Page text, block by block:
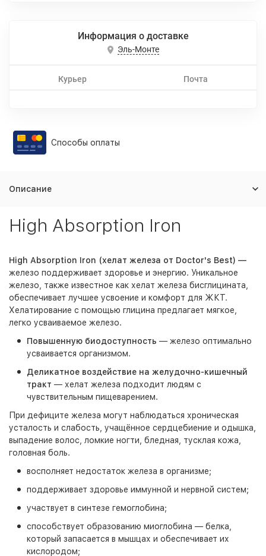
Информация о доставке
Эль-Монте
Курьер Почта
Способы оплаты
Описание
High Absorption Iron
High Absorption Iron (хелат железа от Doctor's Best) —
железо поддерживает здоровье и энергию. Уникальное
железо, также известное как хелат железа бисглицината,
обеспечивает лучшее усвоение и комфорт для ЖКТ.
Хелатирование с помощью глицина предлагает мягкое,
легко усваиваемое железо.
Повышенную биодоступность — железо оптимально
усваивается организмом.
Деликатное воздействие на желудочно-кишечный
тракт — хелат железа подходит людям с
чувствительным пищеварением.
При дефиците железа могут наблюдаться хроническая
усталость и слабость, учащённое сердцебиение и одышка,
выпадение волос, ломкие ногти, бледная, тусклая кожа,
головная боль.
восполняет недостаток железа в организме;
поддерживает здоровье иммунной и нервной систем;
участвует в синтезе гемоглобина;
способствует образованию миоглобина — белка,
который запасается в мышцах и обеспечивает их
кислородом;